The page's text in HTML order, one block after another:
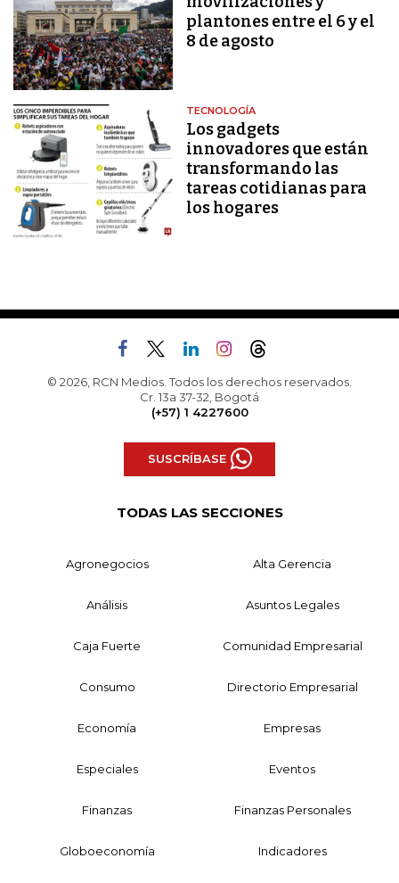
plantones entre el 6 y el
8 de agosto
TECNOLOGÍA
Los gadgets
innovadores que están
transformando las
tareas cotidianas para
los hogares
© 2026, RCN Medios. Todos los derechos reservados.
Cr. 13a 37-32, Bogotá
(+57) 1 4227600
SUSCRÍBASE
TODAS LAS SECCIONES
Agronegocios Alta Gerencia
Análisis Asuntos Legales
Caja Fuerte Comunidad Empresarial
Consumo Directorio Empresarial
Economía Empresas
Especiales Eventos
Finanzas Finanzas Personales
Globoeconomía Indicadores